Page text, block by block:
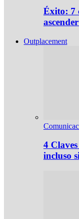
Éxito: 7
Outplacement
4
incluso